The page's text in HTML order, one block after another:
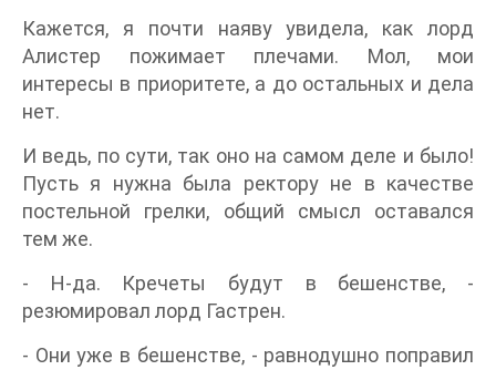
Кажется, я почти наяву увидела, как лорд
Алистер пожимает плечами. Мол, мои
интересы в приоритете, а до остальных и дела
нет.
И ведь, по сути, так оно на самом деле и было!
Пусть я нужна была ректору не в качестве
постельной грелки, общий смысл оставался
тем же.
- Н-да. Кречеты будут в бешенстве, -
резюмировал лорд Гастрен.
- Они уже в бешенстве, - равнодушно поправил